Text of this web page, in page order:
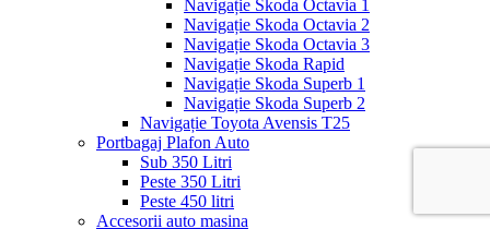
Navigație Skoda Octavia 1
Navigație Skoda Octavia 2
Navigație Skoda Octavia 3
Navigație Skoda Rapid
Navigație Skoda Superb 1
Navigație Skoda Superb 2
Navigație Toyota Avensis T25
Portbagaj Plafon Auto
Sub 350 Litri
Peste 350 Litri
Peste 450 litri
Accesorii auto masina